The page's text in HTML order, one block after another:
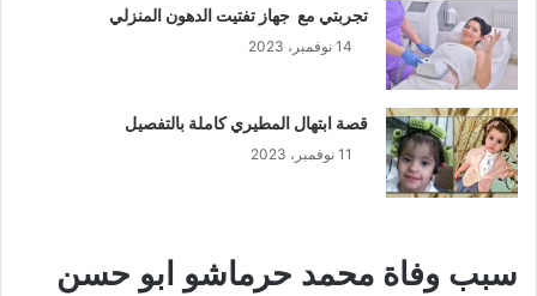
تجربتي مع جهاز تفتيت الدهون المنزلي
14 نوفمبر، 2023
قصة ابتهال المطيري كاملة بالتفصيل
11 نوفمبر، 2023
سبب وفاة محمد حرماشو ابو حسن